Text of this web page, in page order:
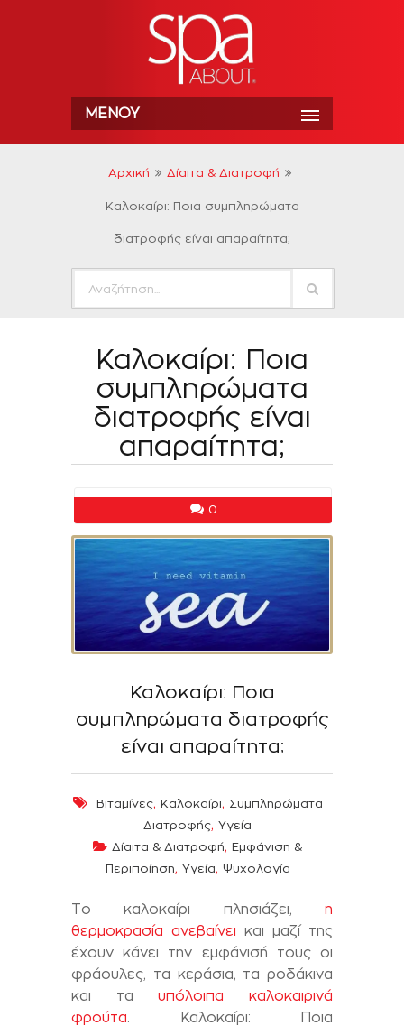
ΜΕΝΟΎ
Αρχική Δίαιτα & Διατροφή
Καλοκαίρι: Ποια συμπληρώματα
διατροφής είναι απαραίτητα;
Καλοκαίρι: Ποια
συμπληρώματα
διατροφής είναι
απαραίτητα;
0
Καλοκαίρι: Ποια
συμπληρώματα διατροφής
είναι απαραίτητα;
Βιταμίνες, Καλοκαίρι, Συμπληρώματα
Διατροφής, Υγεία
Δίαιτα & Διατροφή, Εμφάνιση &
Περιποίηση, Υγεία, Ψυχολογία
Το καλοκαίρι πλησιάζει, η
θερμοκρασία ανεβαίνει και μαζί της
έχουν κάνει την εμφάνισή τους οι
φράουλες, τα κεράσια, τα ροδάκινα
και ταυπόλοιπα καλοκαιρινά
φρούτα . Καλοκαίρι: Ποια